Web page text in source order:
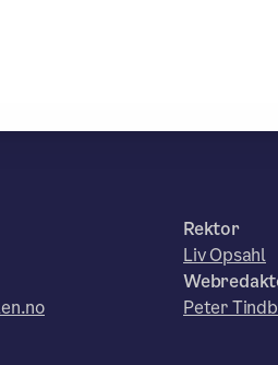
Rektor
Liv Opsahl
Peter